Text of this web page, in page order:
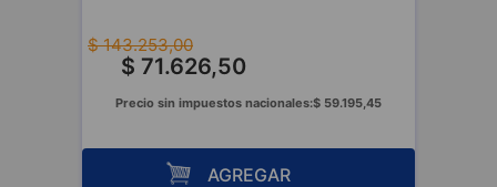
$ 143.253,00
$ 71.626,50
Precio sin impuestos nacionales:$ 59.195 45
AGREGAR